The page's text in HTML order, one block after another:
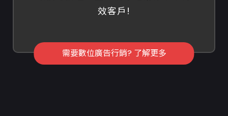
效客戶!
需要數位廣告行銷? 了解更多